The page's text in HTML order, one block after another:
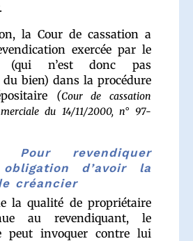
la Cour de cassation a
exercée par le
(qui n’est donc pas
bien) dans la procédure
(Cour de cassation
du 14/11/2000, n° 97-
Pour revendiquer
d’avoir la
créancier
la qualité de propriétaire
au revendiquant, le
peut invoquer contre lui